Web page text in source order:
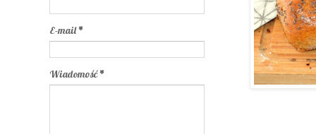
E-mail*
Wiadomość*